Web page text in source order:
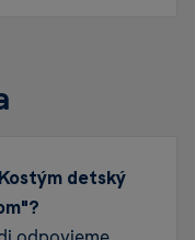
detský